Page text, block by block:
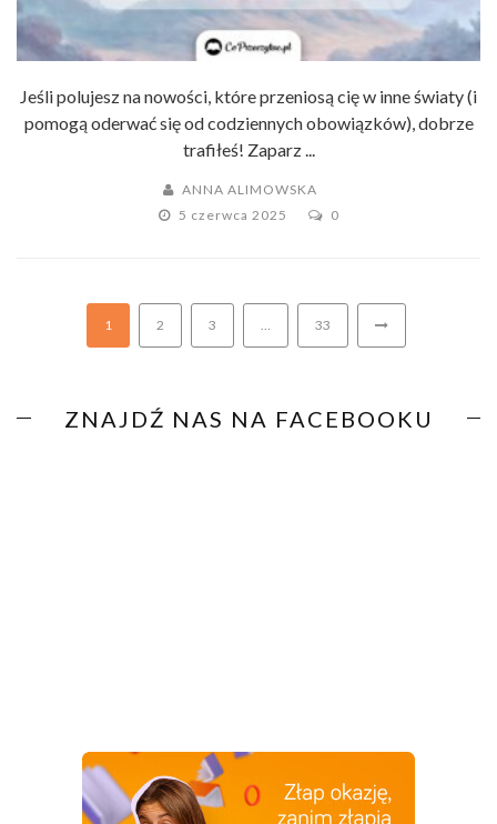
Jeśli polujesz na nowości, które przeniosą cię w inne światy (i
pomogą oderwać się od codziennych obowiązków), dobrze
trafiłeś! Zaparz ...
ANNA ALIMOWSKA
5 czerwca 2025
0
1 2 3 33
ZNAJDŹ NAS NA FACEBOOKU